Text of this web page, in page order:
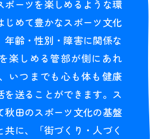
ポーツを楽しめるような環
じめて豊かなスポーツ文化
年齢・性別・障害に関係な
楽しめる管部が側にあれ
いつまでも心も体も健康
を送ることができます。ス
秋田のスポーツ文化の基盤
共に、「街づくり・人づく